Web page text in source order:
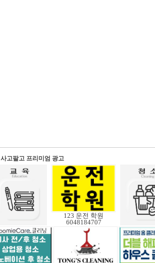
사고팔고 프리미엄 광고
123 운전 학원
6048184707